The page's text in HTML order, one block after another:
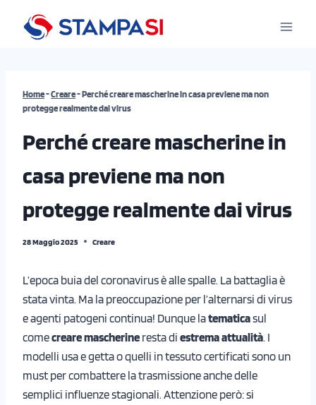
Home-Creare-Perché creare mascherine in casa previene ma non
protegge realmente dai virus
Perché creare mascherine in
casa previene ma non
protegge realmente dai virus
28 Maggio 2025 Creare
L’epoca buia del coronavirus è alle spalle. La battaglia è
stata vinta. Ma la preoccupazione per l’alternarsi di virus
e agenti patogeni continua! Dunque latematicasul
comecreare mascherine resta di estrema attualità. I
modelli usa e getta o quelli in tessuto certificati sono un
must per combattere la trasmissione anche delle
semplici influenze stagionali. Attenzione però: si